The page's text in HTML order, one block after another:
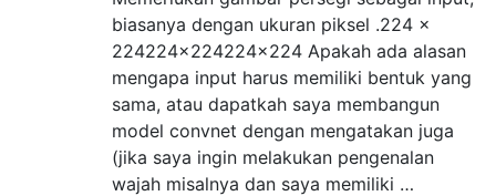
biasanya dengan ukuran piksel .224 x
224224x224224x224 Apakah ada alasan
mengapa input harus memiliki bentuk yang
sama, atau dapatkah saya membangun
model convnet dengan mengatakan juga
(jika saya ingin melakukan pengenalan
wajah misalnya dan saya memiliki …